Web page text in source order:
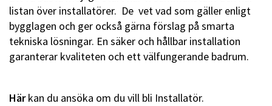
listan över installatörer. De vet vad som gäller enligt
bygglagen och ger också gärna förslag på smarta
tekniska lösningar. En säker och hållbar installation
garanterar kvaliteten och ett välfungerande badrum.
Härkan du ansöka om du vill bli Installatör.